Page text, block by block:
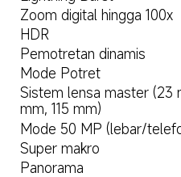
Zoom digital hingga 100x
HDR
Pemotretan dinamis
Mode Potret
Sistem lensa master (23
mm, 115 mm)
Mode 50 MP (lebar/
Super makro
Panorama